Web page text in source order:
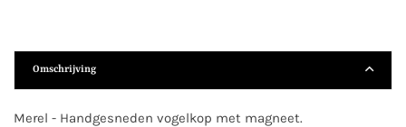
Omschrijving
Merel - Handgesneden vogelkop met magneet.